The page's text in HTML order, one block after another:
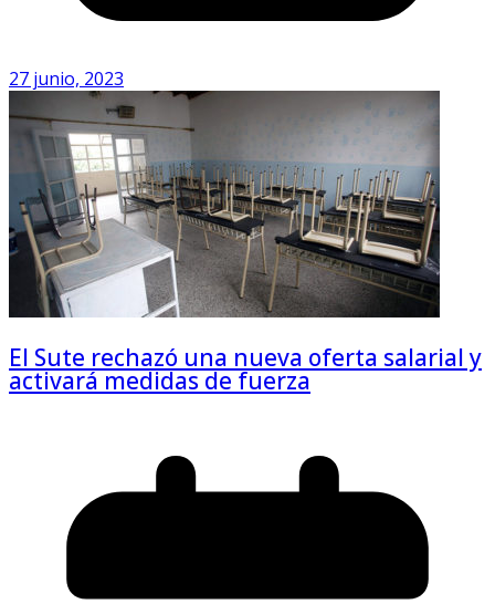
27 junio, 2023
El Sute rechazó una nueva oferta salarial y
activará medidas de fuerza